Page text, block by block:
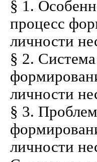
§ 1.
процесс
личности
§ 2.
личности
§ 3.
личности